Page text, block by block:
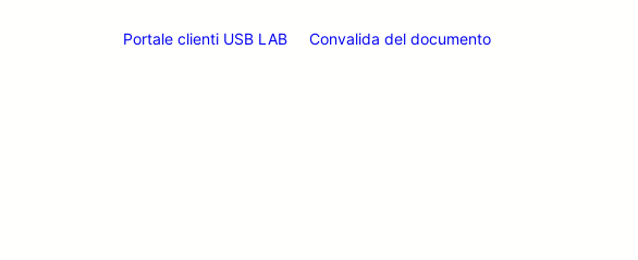
Portale clienti USB LAB Convalida del documento